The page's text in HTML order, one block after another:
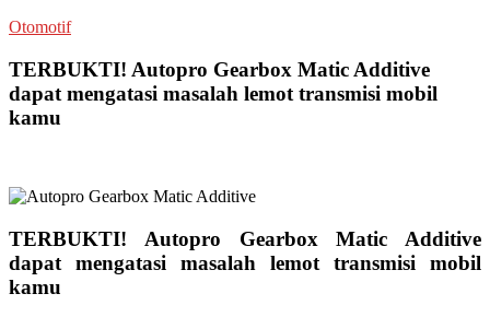
Otomotif
TERBUKTI! Autopro Gearbox Matic Additive
dapat mengatasi masalah lemot transmisi mobil
kamu
TERBUKTI! Autopro Gearbox Matic Additive
dapat mengatasi masalah lemot transmisi mobil
kamu